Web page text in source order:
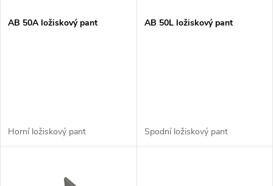
p
d
u
s
d
AB 50A ložiskový pant
Horní ložiskový pant
AB 50L ložiskový pant
Spodní ložiskový pant